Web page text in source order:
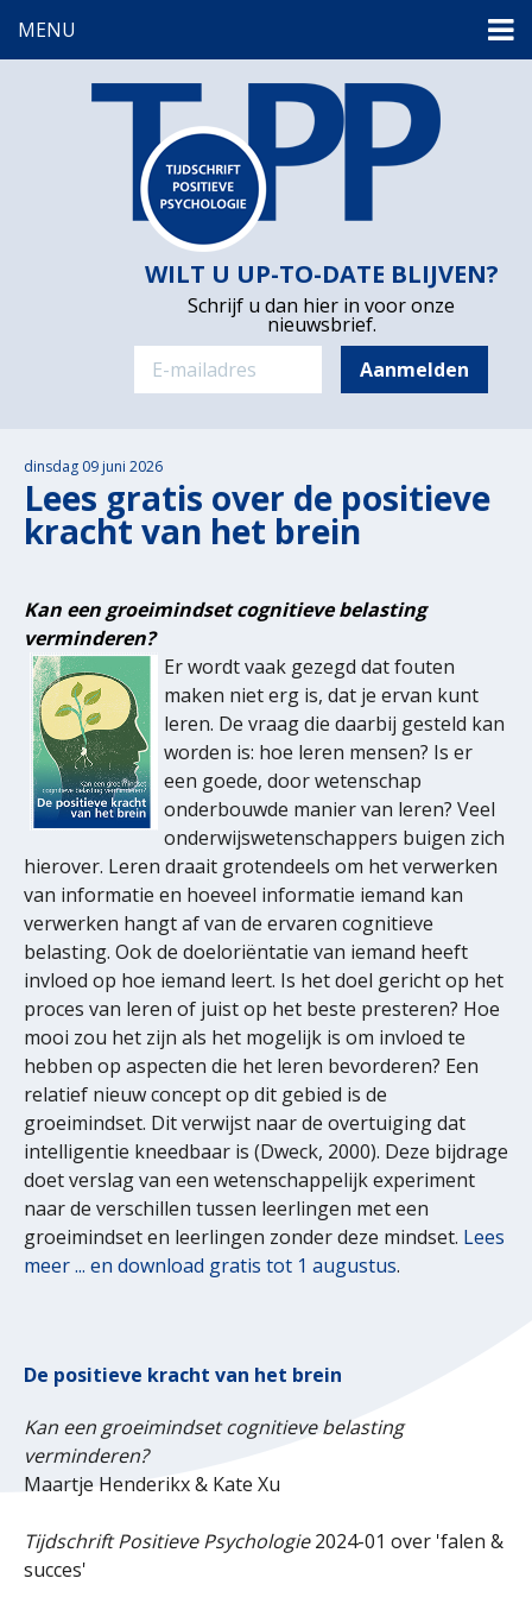
MENU
WILT U UP-TO-DATE BLIJVEN?
Schrijf u dan hier in voor onze
nieuwsbrief.
dinsdag 09 juni 2026
Lees gratis over de positieve
kracht van het brein
Kan een groeimindset cognitieve belasting
verminderen?
Er wordt vaak gezegd dat fouten
maken niet erg is, dat je ervan kunt
leren. De vraag die daarbij gesteld kan
worden is: hoe leren mensen? Is er
een goede, door wetenschap
onderbouwde manier van leren? Veel
onderwijswetenschappers buigen zich
hierover. Leren draait grotendeels om het verwerken
van informatie en hoeveel informatie iemand kan
verwerken hangt af van de ervaren cognitieve
belasting. Ook de doeloriëntatie van iemand heeft
invloed op hoe iemand leert. Is het doel gericht op het
proces van leren of juist op het beste presteren? Hoe
mooi zou het zijn als het mogelijk is om invloed te
hebben op aspecten die het leren bevorderen? Een
relatief nieuw concept op dit gebied is de
groeimindset. Dit verwijst naar de overtuiging dat
intelligentie kneedbaar is (Dweck, 2000). Deze bijdrage
doet verslag van een wetenschappelijk experiment
naar de verschillen tussen leerlingen met een
groeimindset en leerlingen zonder deze mindset. Lees
meer ... en download gratis tot 1 augustus.
De positieve kracht van het brein
Kan een groeimindset cognitieve belasting
verminderen?
Maartje Henderikx & Kate Xu
Tijdschrift Positieve Psychologie2024-01 over 'falen &
succes'